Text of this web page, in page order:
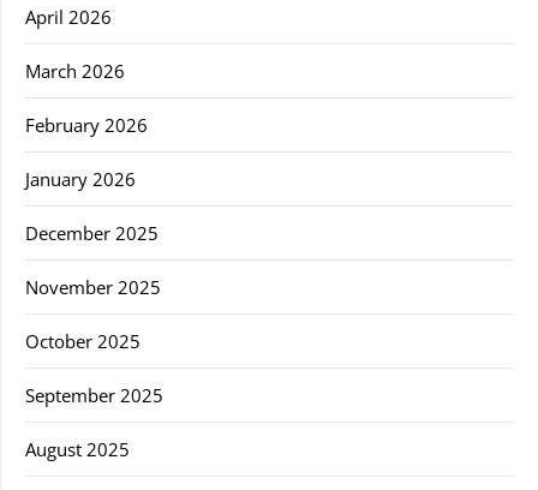
April 2026
March 2026
February 2026
January 2026
December 2025
November 2025
October 2025
September 2025
August 2025